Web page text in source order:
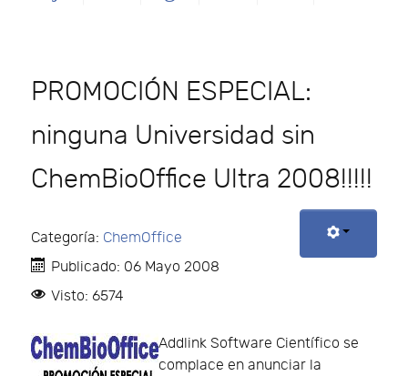
PROMOCIÓN ESPECIAL:
ninguna Universidad sin
ChemBioOffice Ultra 2008!!!!!
Categoría: ChemOffice
Publicado: 06 Mayo 2008
Visto: 6574
Addlink Software Científico se
complace en anunciar la